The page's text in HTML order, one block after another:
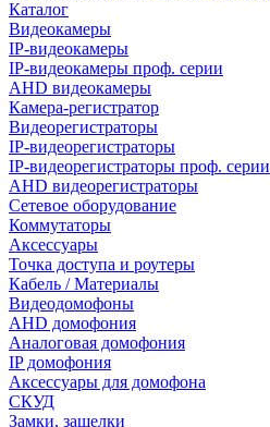
Каталог
Видеокамеры
IP-видеокамеры
IP-видеокамеры проф. серии
AHD видеокамеры
Камера-регистратор
Видеорегистраторы
IP-видеорегистраторы
IP-видеорегистраторы проф. серии
AHD видеорегистраторы
Сетевое оборудование
Коммутаторы
Аксессуары
Точка доступа и роутеры
Кабель / Материалы
Видеодомофоны
AHD домофония
Аналоговая домофония
IP домофония
Аксессуары для домофона
СКУД
Замки, защелки